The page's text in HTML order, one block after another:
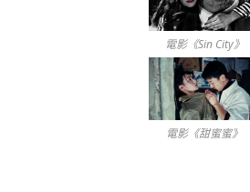
電影《Sin City》
電影《甜蜜蜜》